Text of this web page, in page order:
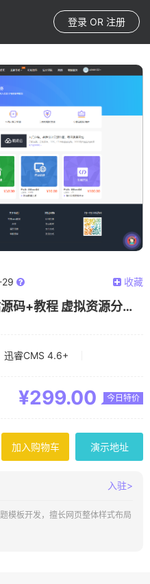
登录 OR 注册
收藏
29
码+教程 虚拟资源分享
迅睿CMS 4.6+
¥299.00 今日特价
加入购物车 演示地址
入驻>
模板开发，擅长网页整体样式布局